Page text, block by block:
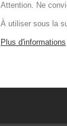
Attention. Ne
À utiliser sous
Plus d'informations